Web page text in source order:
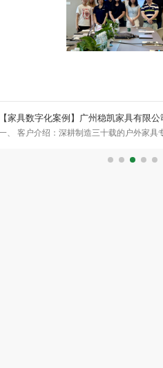
具数字化案例】广州稳凯家具有限公司
数字化案例
客户介绍：深耕制造三十载的户外家具专